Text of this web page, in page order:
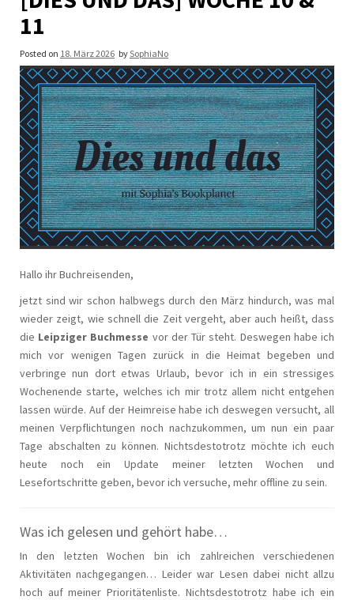
11
Posted on 18. März 2026 bySophiaNo
Hallo ihr Buchreisenden,
jetzt sind wir schon halbwegs durch den März hindurch, was mal
wieder zeigt, wie schnell die Zeit vergeht, aber auch heißt, dass
die Leipziger Buchmesse vor der Tür steht. Deswegen habe ich
mich vor wenigen Tagen zurück in die Heimat begeben und
verbringe nun dort etwas Urlaub, bevor ich in ein stressiges
Wochenende starte, welches ich mir trotz allem nicht entgehen
lassen würde. Auf der Heimreise habe ich deswegen versucht, all
meinen Verpflichtungen noch nachzukommen, um nun ein paar
Tage abschalten zu können. Nichtsdestotrotz möchte ich euch
heute noch ein Update meiner letzten Wochen und
Lesefortschritte geben, bevor ich versuche, mehr offline zu sein.
Was ich gelesen und gehört habe…
In den letzten Wochen bin ich zahlreichen verschiedenen
Aktivitäten nachgegangen… Leider war Lesen dabei nicht allzu
hoch auf meiner Prioritätenliste. Nichtsdestotrotz habe ich ein